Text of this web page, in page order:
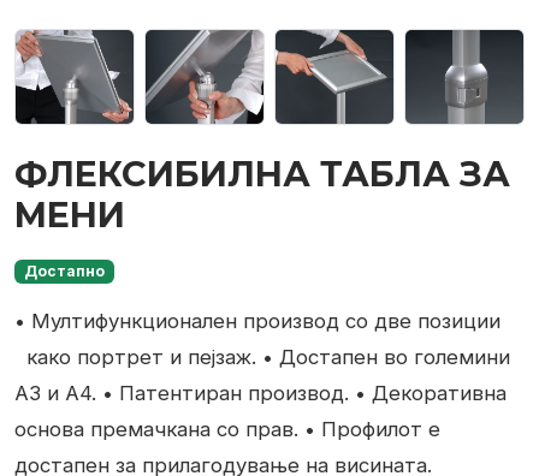
ФЛЕКСИБИЛНА ТАБЛА ЗА
МЕНИ
Достапно
• Мултифункционален производ со две позиции
како портрет и пејзаж. • Достапен во големини
А3 и А4. • Патентиран производ. • Декоративна
основа премачкана со прав. • Профилот е
достапен за прилагодување на висината.